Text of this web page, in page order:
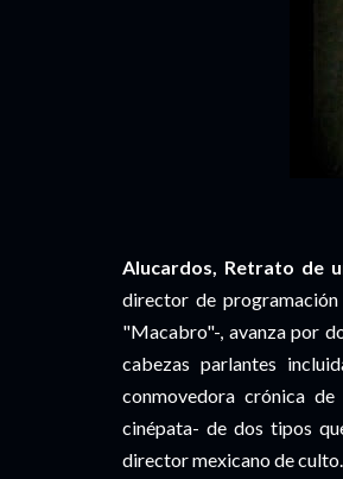
Alucardos, Retrato de
director de
"Macabro"-, avanza por
cabezas parlantes
conmovedora crónica
cinépata- de dos tipos
director mexicano de culto.